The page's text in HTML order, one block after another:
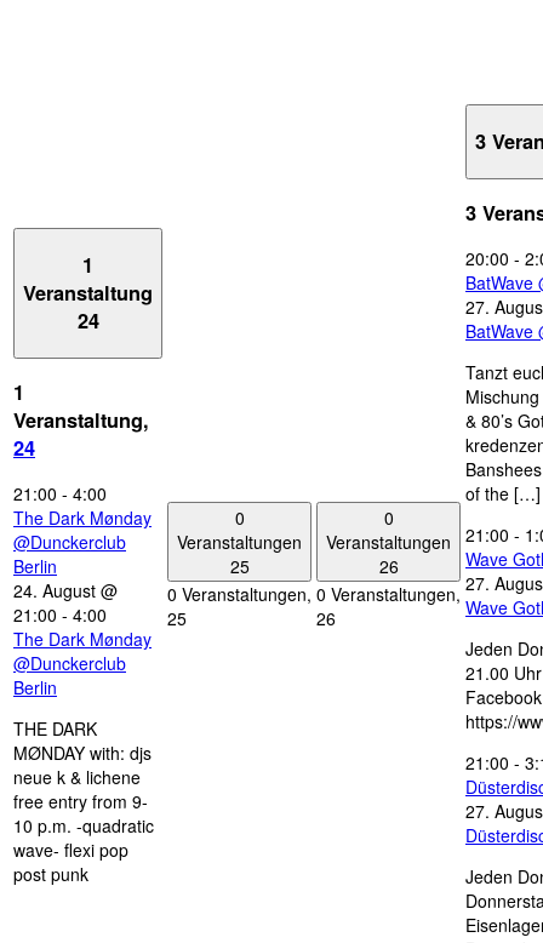
1
Veranstaltung
24
1
Veranstaltung,
24
21:00 - 4:00
The Dark Mønday
@Dunckerclub
Berlin
24. August @
21:00 - 4:00
The Dark Mønday
@Dunckerclub
Berlin
THE DARK
MØNDAY with: djs
neue k & lichene
free entry from 9-
10 p.m. -quadratic
wave- flexi pop
post punk
0
Veranstaltungen
25
0 Veranstaltungen,
25
0
Veranstaltungen
26
0 Veranstaltungen,
26
3
3
20:00 -
BatWave
27.
BatWave
Tanzt
& 80’s
of the […]
21:00 -
Wave
27.
Wave
Jeden
21.00
https://
21:00 -
27.
Jeden